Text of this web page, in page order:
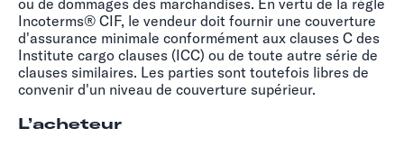
ou de dommages des marchandises. En vertu de la règle
Incoterms® CIF, le vendeur doit fournir une couverture
d'assurance minimale conformément aux clauses C des
Institute cargo clauses (ICC) ou de toute autre série de
clauses similaires. Les parties sont toutefois libres de
convenir d'un niveau de couverture supérieur.
L’acheteur